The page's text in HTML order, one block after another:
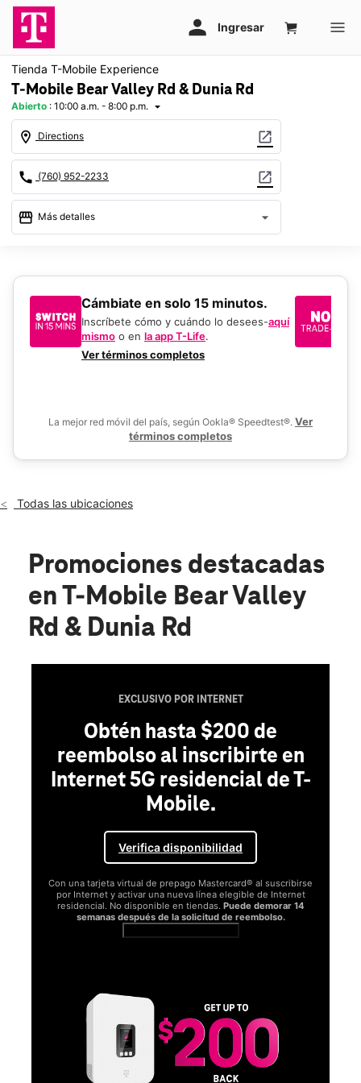
Tienda T-Mobile Experience
T-Mobile Bear Valley Rd & Dunia Rd
Abierto : 10:00 a.m. - 8:00 p.m. arrow_drop_down
location_on Directions open_in_new
call (760) 952-2233 open_in_new
storefront Más detalles arrow_drop_down
10:00 a.m. a 8:00 p.m.
Dom.: 11:00 a.m. a 7:00 p.m.
10:00 a.m. a 8:00 p.m.
Mar.:10:00 a.m. a 8:00 p.m.
​​​​​​​Cámbiate en solo 15 minutos.
Inscríbete cómo y cuándo lo desees-aquí
mismo o en la app T-Life.
Ver términos completos
La mejor red móvil del país, según Ookla® Speedtest®. Ver
términos completos
Todas las ubicaciones
Promociones destacadas
en T-Mobile Bear Valley
Rd & Dunia Rd
EXCLUSIVO POR INTERNET
Obtén hasta $200 de
reembolso al inscribirte en
Internet 5G residencial de T-
Mobile.
Verifica disponibilidad
Con una tarjeta virtual de prepago Mastercard® al suscribirse
por Internet y activar una nueva línea elegible de Internet
residencial. No disponible en tiendas. Puede demorar 14
semanas después de la solicitud de reembolso.